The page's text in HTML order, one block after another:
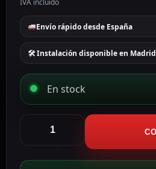
IVA incluido
Envío rápido desde España
🛠 Instalación disponible en Madrid
En stock
Extensor
de